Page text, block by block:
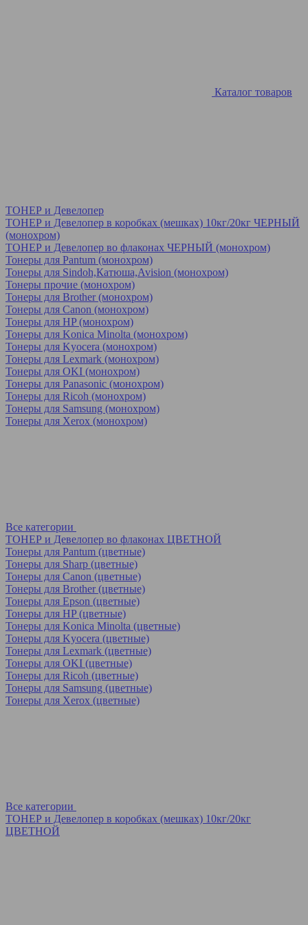
Каталог товаров
ТОНЕР и Девелопер
ТОНЕР и Девелопер в коробках (мешках) 10кг/20кг ЧЕРНЫЙ
(монохром)
ТОНЕР и Девелопер во флаконах ЧЕРНЫЙ (монохром)
Тонеры для Pantum (монохром)
Тонеры для Sindoh,Катюша,Avision (монохром)
Тонеры прочие (монохром)
Тонеры для Brother (монохром)
Тонеры для Canon (монохром)
Тонеры для HP (монохром)
Тонеры для Konica Minolta (монохром)
Тонеры для Kyocera (монохром)
Тонеры для Lexmark (монохром)
Тонеры для OKI (монохром)
Тонеры для Panasonic (монохром)
Тонеры для Ricoh (монохром)
Тонеры для Samsung (монохром)
Тонеры для Xerox (монохром)
Все категории
ТОНЕР и Девелопер во флаконах ЦВЕТНОЙ
Тонеры для Pantum (цветные)
Тонеры для Sharp (цветные)
Тонеры для Canon (цветные)
Тонеры для Brother (цветные)
Тонеры для Epson (цветные)
Тонеры для HP (цветные)
Тонеры для Konica Minolta (цветные)
Тонеры для Kyocera (цветные)
Тонеры для Lexmark (цветные)
Тонеры для OKI (цветные)
Тонеры для Ricoh (цветные)
Тонеры для Samsung (цветные)
Тонеры для Xerox (цветные)
Все категории
ТОНЕР и Девелопер в коробках (мешках) 10кг/20кг
ЦВЕТНОЙ